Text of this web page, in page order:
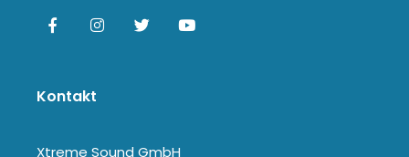
Kontakt
Xtreme Sound GmbH